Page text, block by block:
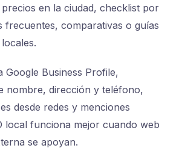
en la ciudad, checklist por
frecuentes, comparativas o guías
Google Business Profile,
nombre, dirección y teléfono,
desde redes y menciones
local funciona mejor cuando web
se apoyan.